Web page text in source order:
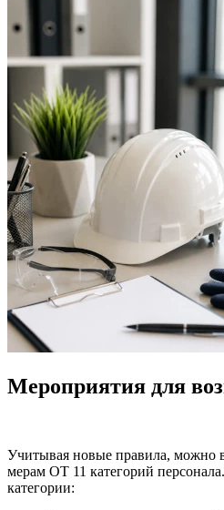
Мероприятия для
Учитывая новые правила, можно
мерам ОТ 11 категорий
категории: